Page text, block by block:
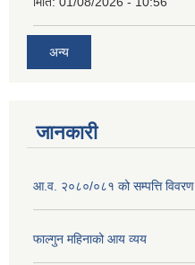
अन्य
जानकारी
आ.व. २०८०/०८१ को सम्पत्ति विवरण
फाल्गुन महिनाको आय व्यय